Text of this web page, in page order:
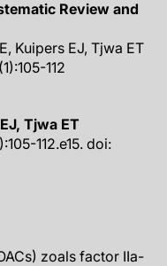
Review and
Kuipers EJ, Tjwa ET
112
Tjwa ET
112.e15. doi:
zoals factor IIa-